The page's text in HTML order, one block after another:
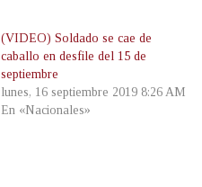
(VIDEO) Soldado se cae de
caballo en desfile del 15 de
septiembre
lunes, 16 septiembre 2019 8:26 AM
En «Nacionales»